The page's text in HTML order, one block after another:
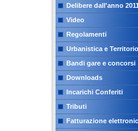
Delibere dall'anno 2011
Video
Regolamenti
Urbanistica e Territorio
Bandi gare e concorsi
Downloads
Incarichi Conferiti
Tributi
Fatturazione